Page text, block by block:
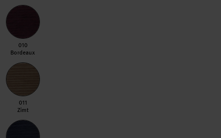
010 Bordeaux
010
Bordeaux
011 Zimt
011
Zimt